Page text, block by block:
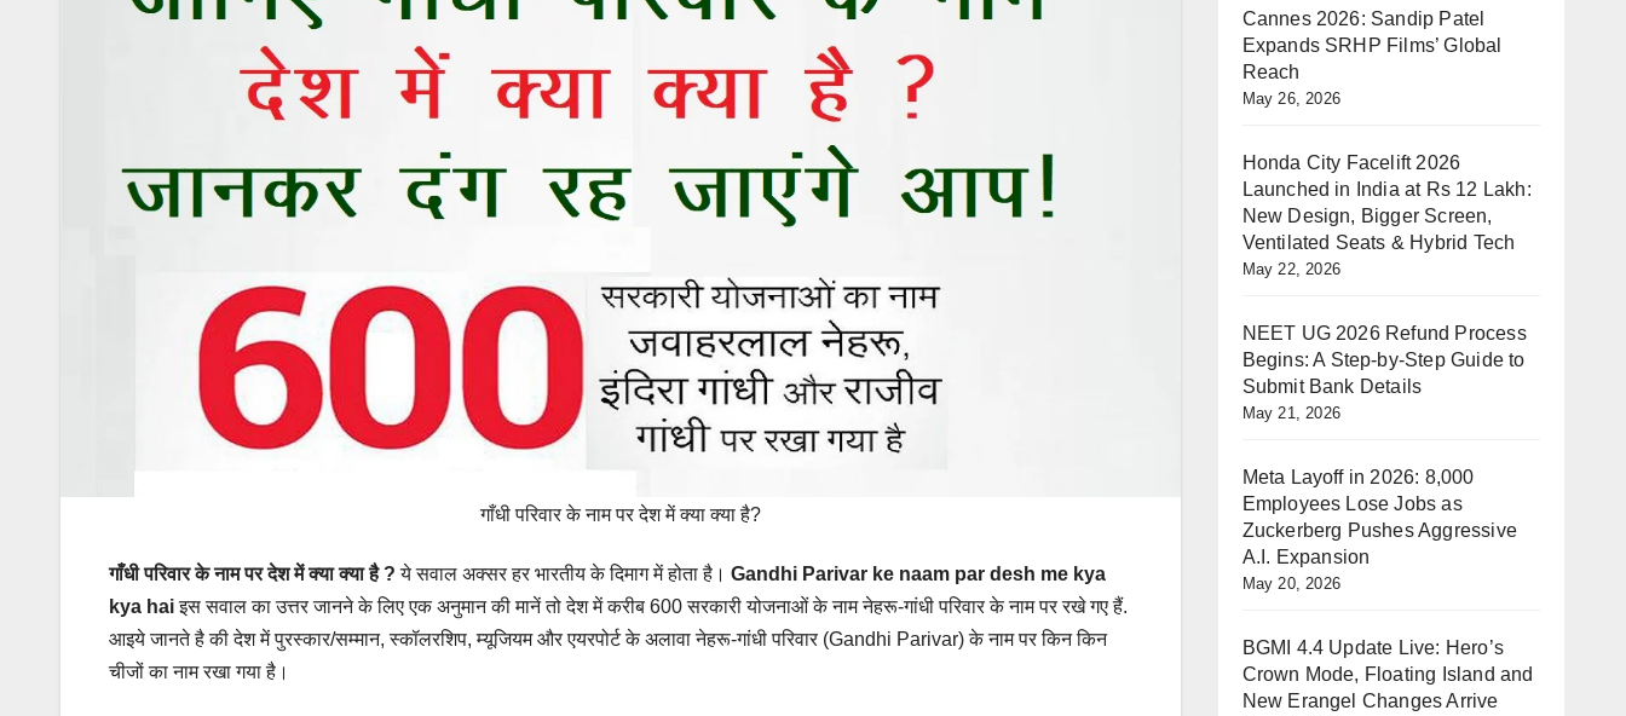
गाँधी परिवार के नाम पर देश में क्या क्या है?
गाँधी परिवार के नाम पर देश में क्या क्या है ? ये सवाल अक्सर हर भारतीय के दिमाग में होता है। Gandhi Parivar ke naam par desh me kya
kya haiइस सवाल का उत्तर जानने के लिए एक अनुमान की मानें तो देश में करीब 600 सरकारी योजनाओं के नाम नेहरू-गांधी परिवार के नाम पर रखे गए हैं.
आइये जानते है की देश में पुरस्कार/सम्मान, स्कॉलरशिप, म्यूजियम और एयरपोर्ट के अलावा नेहरू-गांधी परिवार (Gandhi Parivar) के नाम पर किन किन
चीजों का नाम रखा गया है।
Cannes 2026: Sandip Patel
Expands SRHP Films’ Global
Reach
May 26, 2026
Honda City Facelift 2026
Launched in India at Rs 12 Lakh:
New Design, Bigger Screen,
Ventilated Seats & Hybrid Tech
May 22, 2026
NEET UG 2026 Refund Process
Begins: A Step-by-Step Guide to
Submit Bank Details
May 21, 2026
Meta Layoff in 2026: 8,000
Employees Lose Jobs as
Zuckerberg Pushes Aggressive
A.I. Expansion
May 20, 2026
BGMI 4.4 Update Live: Hero’s
Crown Mode, Floating Island and
New Erangel Changes Arrive